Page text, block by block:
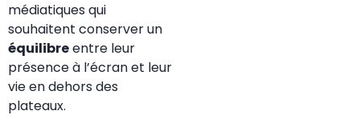
médiatiques qui
souhaitent conserver un
équilibreentre leur
présence à l’écran et leur
vie en dehors des
plateaux.